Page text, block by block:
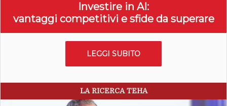
Investire in AI:
vantaggi competitivi e sfide da superare
LEGGI SUBITO
LA RICERCA TEHA